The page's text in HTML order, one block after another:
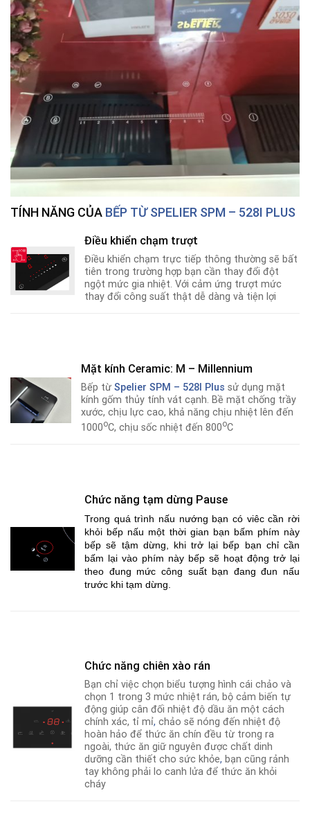
TÍNH NĂNG CỦA BẾP TỪ SPELIER SPM – 528I PLUS
Điều khiển chạm trượt
Điều khiển chạm trực tiếp thông thường sẽ bất
tiên trong trường hợp bạn cần thay đổi đột
ngột mức gia nhiệt. Với cảm ứng trượt mức
thay đổi công suất thật dễ dàng và tiện lợi
Mặt kính Ceramic: M – Millennium
Bếp từSpelier SPM – 528I Plus sử dụng mặt
kính gốm thủy tính vát cạnh. Bề mặt chống trầy
xước, chịu lực cao, khả năng chịu nhiệt lên đến
1000oC, chịu sốc nhiệt đến 800oC
Chức năng tạm dừng Pause
Trong quá trình nấu nướng bạn có viêc cần rời
khỏi bếp nấu một thời gian bạn bấm phím này
bếp sẽ tậm dừng, khi trở lại bếp bạn chỉ cần
bấm lại vào phím này bếp sẽ hoạt động trở lại
theo đung mức công suất bạn đang đun nấu
trước khi tạm dừng.
Chức năng chiên xào rán
Bạn chỉ việc chọn biểu tượng hình cái chảo và
chọn 1 trong 3 mức nhiệt rán, bộ cảm biến tự
động giúp cân đối nhiệt độ dầu ăn một cách
chính xác, tỉ mỉ, chảo sẽ nóng đến nhiệt độ
hoàn hảo để thức ăn chín đều từ trong ra
ngoài, thức ăn giữ nguyên được chất dinh
dưỡng cần thiết cho sức khỏe, bạn cũng rảnh
tay không phải lo canh lửa để thức ăn khỏi
cháy